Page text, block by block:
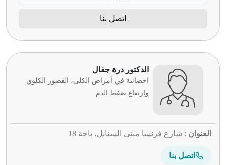
اتصل بنا
الدكتور درة جفال
اخصائية في أمراض الكلى، القصور الكلوي
وإرتفاع ضغط الدم
العنوان : شارع فرنسا مبنى السنابل، باجة 18
اتصل بنا